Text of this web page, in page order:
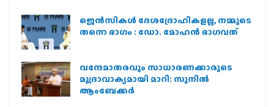
ജെന്‍സികള്‍ ദേശദ്രോഹികളല്ല, നമ്മുടെ
തന്നെ ഭാഗം : ഡോ. മോഹന്‍ ഭാഗവത്
വന്ദേമാതരവും സാധാരണക്കാരുടെ
മുദ്രാവാക്യമായി മാറി: സുനിൽ
ആംബേക്കർ